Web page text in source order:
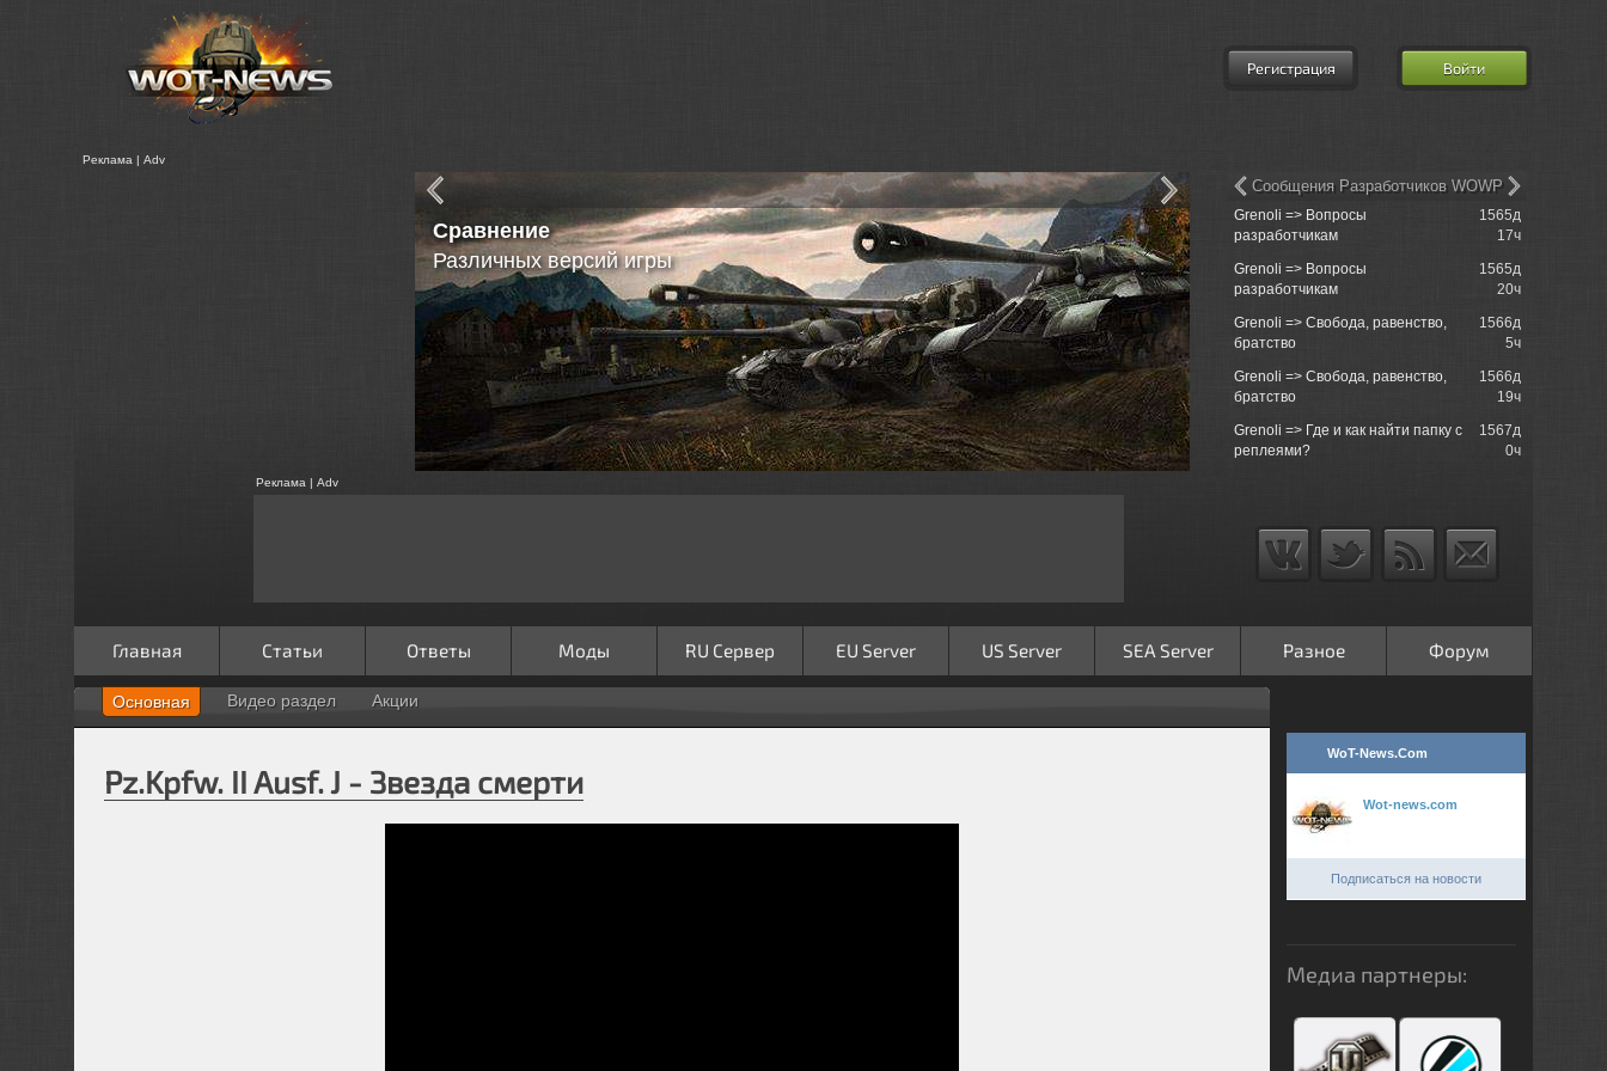
Регистрация Войти
Реклама | Adv
Обои
VK 7202 и Объект 907
Grenoli => Вопросы
разработчикам
1565д
17ч
Grenoli => Вопросы
разработчикам
1565д
20ч
Grenoli => Свобода, равенство,
братство
1566д
5ч
Grenoli => Свобода, равенство,
братство
1566д
19ч
Grenoli => Где и как найти папку с
реплеями?
1567д
0ч
Сообщения Разработчиков WOWP
Реклама | Adv
Главная Статьи Ответы Моды RU Сервер EU Server US Server SEA Server Разное Форум
Основная Видео раздел Акции
Pz.Kpfw. II Ausf. J - Звезда смерти
WoT-News.Com
Wot-news.com
Подписаться на новости
Медиа партнеры: